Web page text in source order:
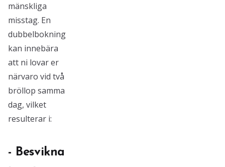
mänskliga
misstag. En
dubbelbokning
kan innebära
att ni lovar er
närvaro vid två
bröllop samma
dag, vilket
resulterar i:
- Besvikna